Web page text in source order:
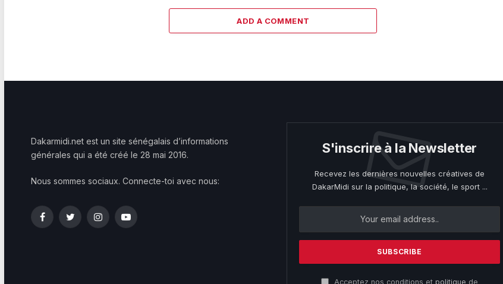
ADD A COMMENT
Dakarmidi.net est un site sénégalais d’informations
générales qui a été créé le 28 mai 2016.
Nous sommes sociaux. Connecte-toi avec nous:
FacebookTwitterInstagramYouTube
S'inscrire à la Newsletter
Recevez les dernières nouvelles créatives de
DakarMidi sur la politique, la société, le sport ...
Acceptez nos conditions et politique de